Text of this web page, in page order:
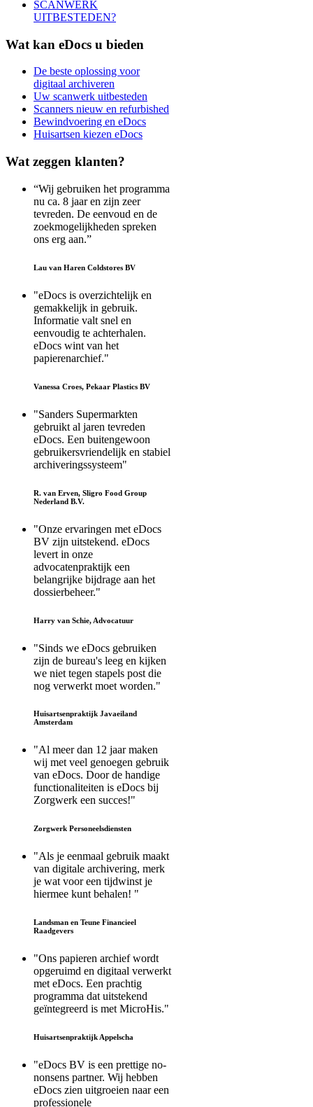
SCANWERK
UITBESTEDEN?
Wat kan eDocs u bieden
De beste oplossing voor
digitaal archiveren
Uw scanwerk uitbesteden
Scanners nieuw en refurbished
Bewindvoering en eDocs
Huisartsen kiezen eDocs
Wat zeggen klanten?
“Wij gebruiken het programma
nu ca. 8 jaar en zijn zeer
tevreden. De eenvoud en de
zoekmogelijkheden spreken
ons erg aan.”
Lau van Haren Coldstores BV
"eDocs is overzichtelijk en
gemakkelijk in gebruik.
Informatie valt snel en
eenvoudig te achterhalen.
eDocs wint van het
papierenarchief."
Vanessa Croes, Pekaar Plastics BV
"Sanders Supermarkten
gebruikt al jaren tevreden
eDocs. Een buitengewoon
gebruikersvriendelijk en stabiel
archiveringssysteem"
R. van Erven, Sligro Food Group
Nederland B.V.
"Onze ervaringen met eDocs
BV zijn uitstekend. eDocs
levert in onze
advocatenpraktijk een
belangrijke bijdrage aan het
dossierbeheer."
Harry van Schie, Advocatuur
"Sinds we eDocs gebruiken
zijn de bureau's leeg en kijken
we niet tegen stapels post die
nog verwerkt moet worden."
Huisartsenpraktijk Javaeiland
Amsterdam
"Al meer dan 12 jaar maken
wij met veel genoegen gebruik
van eDocs. Door de handige
functionaliteiten is eDocs bij
Zorgwerk een succes!"
Zorgwerk Personeelsdiensten
"Als je eenmaal gebruik maakt
van digitale archivering, merk
je wat voor een tijdwinst je
hiermee kunt behalen! "
Landsman en Teune Financieel
Raadgevers
"Ons papieren archief wordt
opgeruimd en digitaal verwerkt
met eDocs. Een prachtig
programma dat uitstekend
geïntegreerd is met MicroHis."
Huisartsenpraktijk Appelscha
"eDocs BV is een prettige no-
nonsens partner. Wij hebben
eDocs zien uitgroeien naar een
professionele